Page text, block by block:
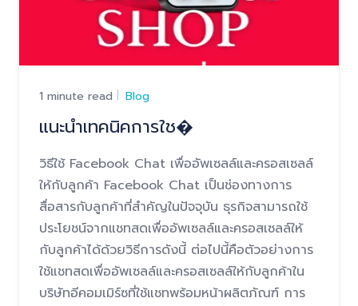
1 minute read Blog
แนะนำเทคนิคการใช�
วิธีใช้ Facebook Chat เพื่ออัพเซลล์และครอสเซลล์
ให้กับลูกค้า Facebook Chat เป็นช่องทางการ
สื่อสารกับลูกค้าที่สำคัญในปัจจุบัน ธุรกิจสามารถใช้
ประโยชน์จากแชทสดเพื่ออัพเซลล์และครอสเซลล์ให้
กับลูกค้าได้ด้วยวิธีการดังนี้ ต่อไปนี้คือตัวอย่างการ
ใช้แชทสดเพื่ออัพเซลล์และครอสเซลล์ให้กับลูกค้าใน
บริษัทอีคอมเมิร์ซที่ใช้แชทพร้อมหน้าผลิตภัณฑ์ การ